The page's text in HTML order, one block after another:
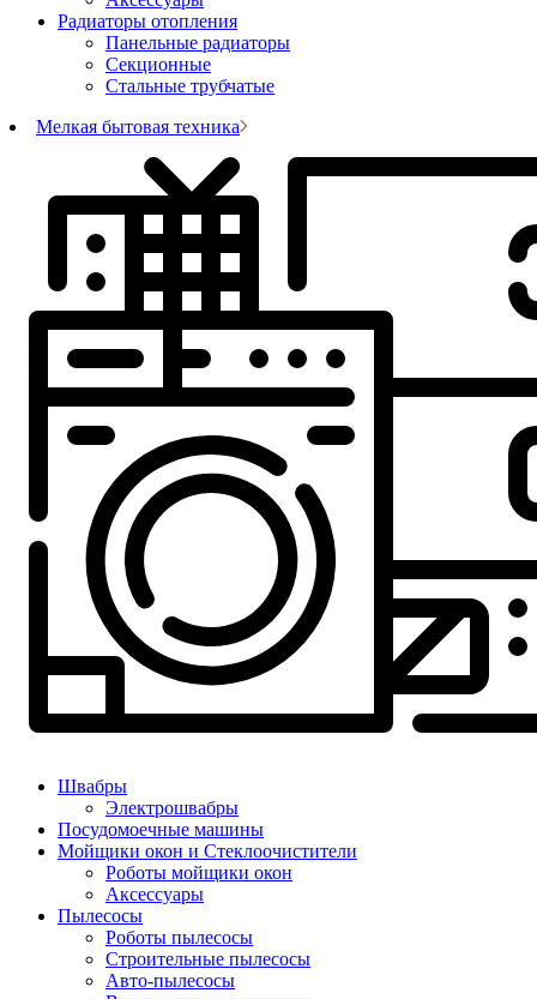
Радиаторы отопления
Панельные радиаторы
Секционные
Стальные трубчатые
Мелкая бытовая техника
Швабры
Электрошвабры
Посудомоечные машины
Мойщики окон и Стеклоочистители
Роботы мойщики окон
Аксессуары
Пылесосы
Роботы пылесосы
Строительные пылесосы
Авто-пылесосы